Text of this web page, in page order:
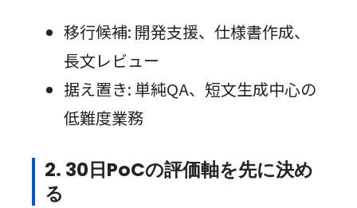
移行候補: 開発支援、仕様書作成、
長文レビュー
据え置き: 単純QA、短文生成中心の
低難度業務
2. 30日PoCの評価軸を先に決め
る